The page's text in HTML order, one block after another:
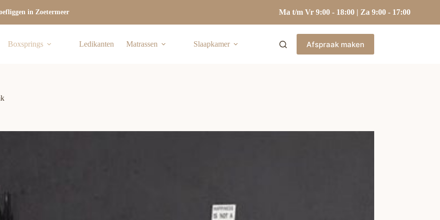
in Zoetermeer Ma t/m Vr 9:00 - 18:00 | Za 9:00 - 17:00
Boxsprings Ledikanten Matrassen Slaapkamer Afspraak maken